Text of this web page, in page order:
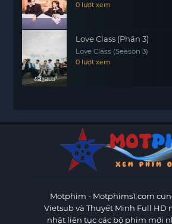
0 lượt xem
Love Class (Phần 3)
Love Class (Season 3)
0 lượt xem
Motphim - Motphims1.com
Vietsub và Thuyết Minh Full HD
nhật liên tục các bộ phim mới